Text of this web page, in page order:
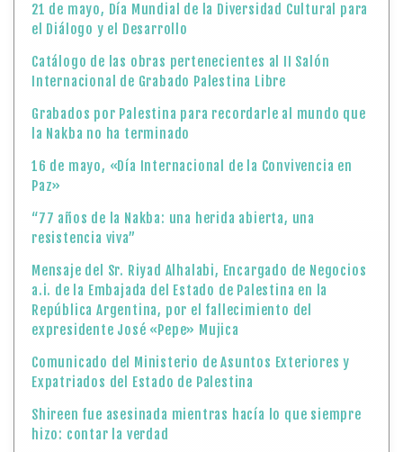
21 de mayo, Día Mundial de la Diversidad Cultural para
el Diálogo y el Desarrollo
Catálogo de las obras pertenecientes al II Salón
Internacional de Grabado Palestina Libre
Grabados por Palestina para recordarle al mundo que
la Nakba no ha terminado
16 de mayo, «Día Internacional de la Convivencia en
Paz»
“77 años de la Nakba: una herida abierta, una
resistencia viva”
Mensaje del Sr. Riyad Alhalabi, Encargado de Negocios
a.i. de la Embajada del Estado de Palestina en la
República Argentina, por el fallecimiento del
expresidente José «Pepe» Mujica
Comunicado del Ministerio de Asuntos Exteriores y
Expatriados del Estado de Palestina
Shireen fue asesinada mientras hacía lo que siempre
hizo: contar la verdad